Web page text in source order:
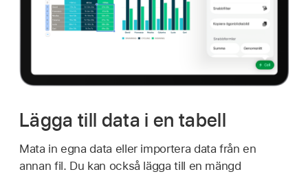
Lägga till data i en tabell
Mata in egna data eller importera data från en
annan fil. Du kan också lägga till en mängd